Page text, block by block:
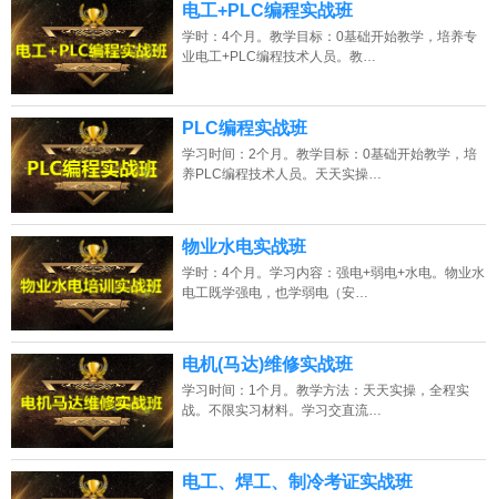
电工+PLC编程实战班
学时：4个月。教学目标：0基础开始教学，培养专
业电工+PLC编程技术人员。教…
PLC编程实战班
学习时间：2个月。教学目标：0基础开始教学，培
养PLC编程技术人员。天天实操…
物业水电实战班
学时：4个月。学习内容：强电+弱电+水电。物业水
电工既学强电，也学弱电（安…
电机(马达)维修实战班
学习时间：1个月。教学方法：天天实操，全程实
战。不限实习材料。学习交直流…
电工、焊工、制冷考证实战班